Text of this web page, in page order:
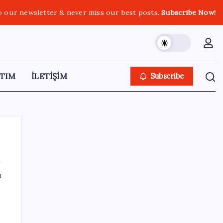
our newsletter & never miss our best posts.Subscribe Now!
İLETİŞİM Subscribe